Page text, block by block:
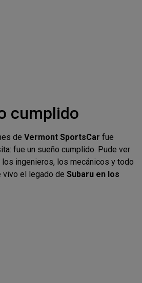
cumplido
de Vermont SportsCar fue
fue un sueño cumplido. Pude ver
los ingenieros, los mecánicos y todo
vivo el legado de Subaru en los